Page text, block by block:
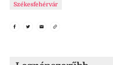
Székesfehérvár